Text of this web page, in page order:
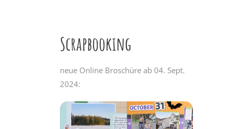
Scrapbooking
neue Online Broschüre ab 04. Sept.
2024: